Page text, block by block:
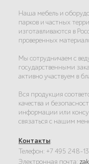
Наша мебель и
парков и частных
изготавливаются в
проверенных
Мы сотрудничаем с
государственными
активно участвуем в
Вся продукция
качества и
информации или
связаться с нашим
Контакты:
Телефон: +7 495 248-
Электронная почта: